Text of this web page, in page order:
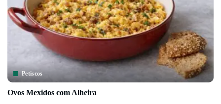
Petiscos
Ovos Mexidos com Alheira